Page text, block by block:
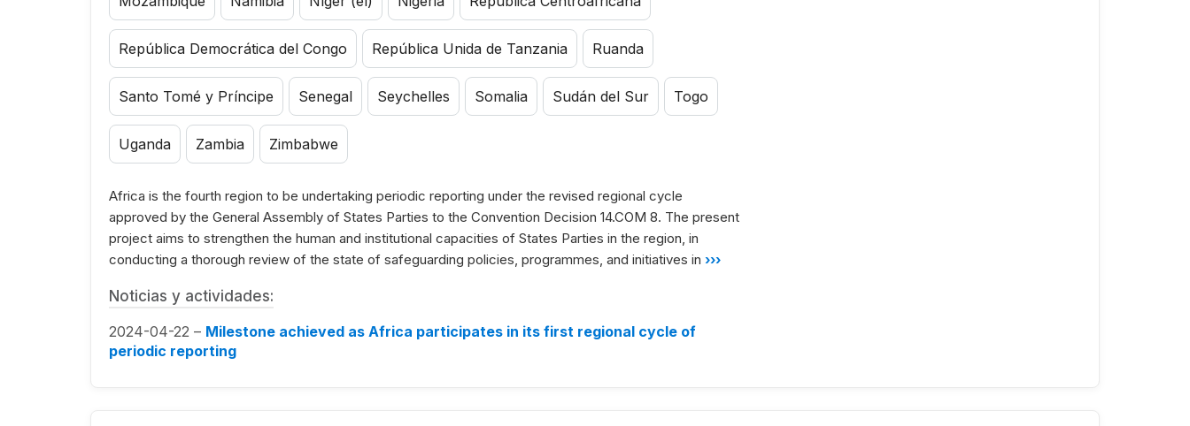
República Democrática del Congo República Unida de Tanzania Ruanda
Santo Tomé y Príncipe Senegal Seychelles Somalia Sudán del Sur Togo
Uganda Zambia Zimbabwe
Africa is the fourth region to be undertaking periodic reporting under the revised regional cycle
approved by the General Assembly of States Parties to the Convention Decision 14.COM 8. The present
project aims to strengthen the human and institutional capacities of States Parties in the region, in
conducting a thorough review of the state of safeguarding policies, programmes, and initiatives in ›››
Noticias y actividades:
2024-04-22 – Milestone achieved as Africa participates in its first regional cycle of
periodic reporting